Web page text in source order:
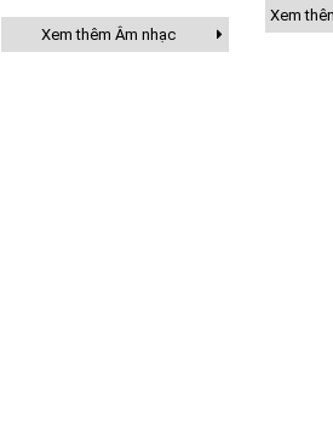
Xem thêm Âm nhạc
Xem